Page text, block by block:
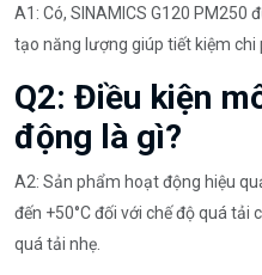
A1: Có, SINAMICS G120 PM250
tạo năng lượng giúp tiết kiệm chi
Q2: Điều kiện
động là gì?
A2: Sản phẩm hoạt động hiệu
đến +50°C đối với chế độ quá tải
quá tải nhẹ.